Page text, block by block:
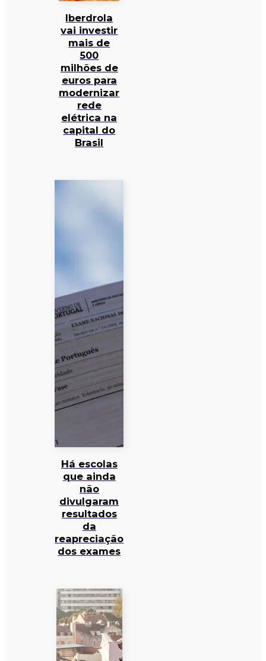
Iberdrola
vai investir
mais de
500
milhões de
euros para
modernizar
rede
elétrica na
capital do
Brasil
Há escolas
que ainda
não
divulgaram
resultados
da
reapreciação
dos exames